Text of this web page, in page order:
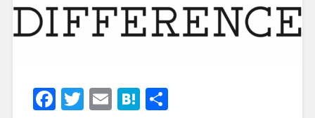
Facebook
Twitter
EmailHatena